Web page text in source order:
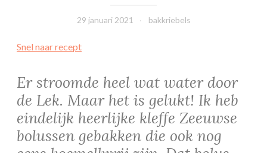
29 januari 2021 bakkriebels
Snel naar recept
Er stroomde heel wat water door
de Lek. Maar het is gelukt! Ik heb
eindelijk heerlijke kleffe Zeeuwse
bolussen gebakken die ook nog